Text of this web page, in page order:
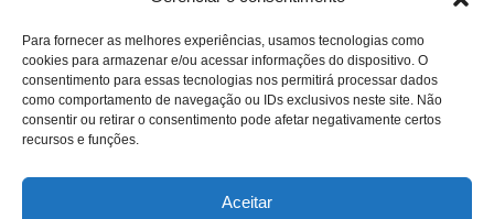
Para fornecer as melhores experiências, usamos tecnologias como
cookies para armazenar e/ou acessar informações do dispositivo. O
consentimento para essas tecnologias nos permitirá processar dados
como comportamento de navegação ou IDs exclusivos neste site. Não
consentir ou retirar o consentimento pode afetar negativamente certos
recursos e funções.
Aceitar
Trabalhe Conosco
Assessoria de Imprensa
Solicitar Assistência
Política de Privacidade